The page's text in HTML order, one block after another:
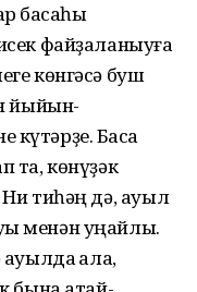
баҡсаһы
файҙаланыуға
көнгәсә буш
йыйын-
Баҡса
та, көнүҙәк
тиһәң дә, ауыл
менән уңайлы.
ҡала,